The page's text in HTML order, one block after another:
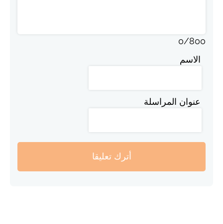
0/800
الاسم
عنوان المراسلة
أترك تعليقا